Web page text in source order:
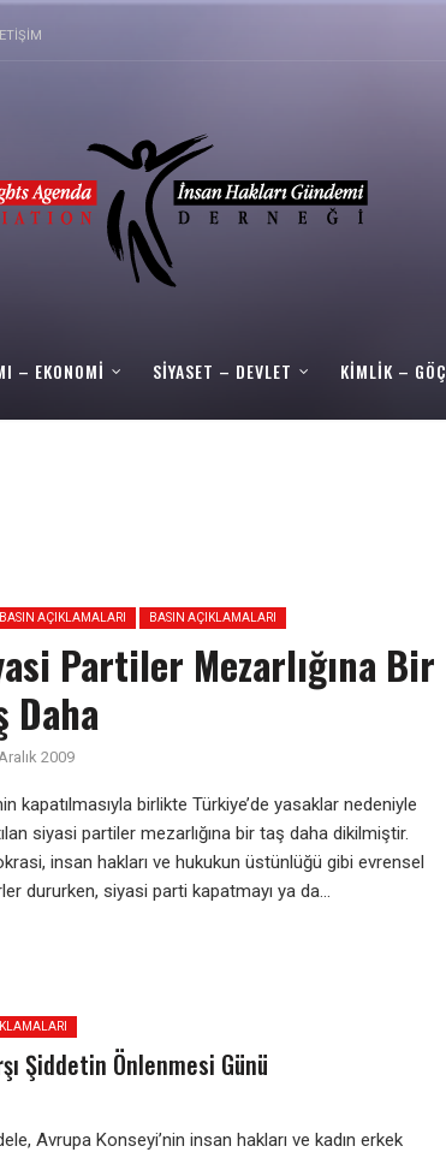
– EKONOMI SIYASET – DEVLET KIMLIK – GÖÇ
AÇIKLAMALARI BASIN AÇIKLAMALARI
Partiler Mezarlığına Bir
Daha
2009
kapatılmasıyla birlikte Türkiye’de yasaklar nedeniyle
siyasi partiler mezarlığına bir taş daha dikilmiştir.
insan hakları ve hukukun üstünlüğü gibi evrensel
dururken, siyasi parti kapatmayı ya da...
Şiddetin Önlenmesi Günü
Avrupa Konseyi’nin insan hakları ve kadın erkek